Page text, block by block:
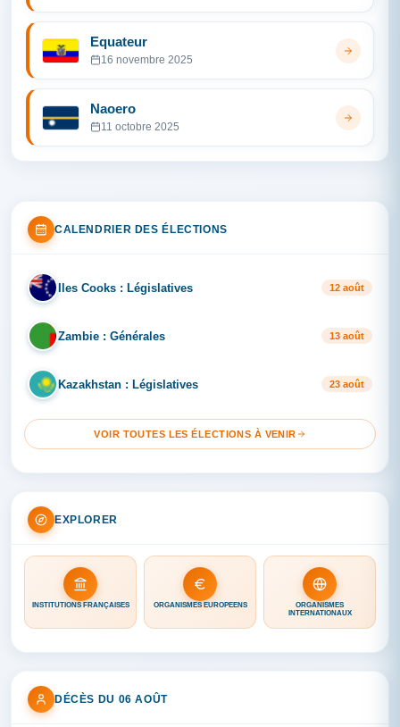
Equateur
16 novembre 2025
Naoero
11 octobre 2025
CALENDRIER DES ÉLECTIONS
IL Iles Cooks : Législatives 12 août
ZA Zambie : Générales 13 août
KA Kazakhstan : Législatives 23 août
VOIR TOUTES LES ÉLECTIONS À VENIR
EXPLORER
INSTITUTIONS FRANÇAISES ORGANISMES EUROPÉENS
ORGANISMES
INTERNATIONAUX
DÉCÈS DU 06 AOÛT